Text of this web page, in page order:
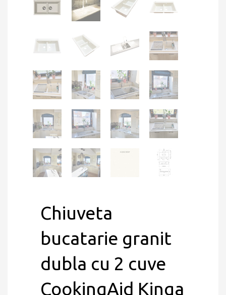
Chiuveta
bucatarie granit
dubla cu 2 cuve
CookingAid Kinga